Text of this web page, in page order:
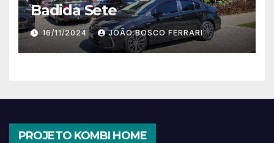
Badida Sete
16/11/2024 JOÃO BOSCO FERRARI
PROJETO KOMBI HOME